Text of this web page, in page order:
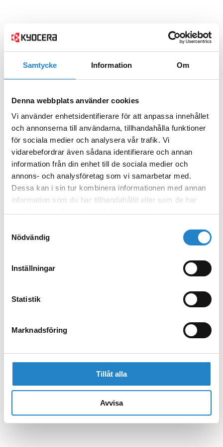
Samtycke Information Om
Denna webbplats använder cookies
Vi använder enhetsidentifierare för att anpassa innehållet
och annonserna till användarna, tillhandahålla funktioner
för sociala medier och analysera vår trafik. Vi
vidarebefordrar även sådana identifierare och annan
information från din enhet till de sociala medier och
annons- och analysföretag som vi samarbetar med.
Dessa kan i sin tur kombinera informationen med annan
information som du har tillhandahållit eller som de har
Nödvändig
Inställningar
Statistik
Marknadsföring
Tillåt alla
Avvisa